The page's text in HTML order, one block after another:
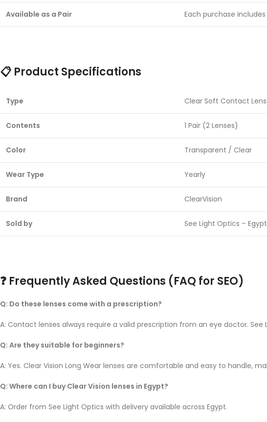
Available as a Pair Each purchase
📋 Product Specifications
Type Clear Soft Contact
Contents 1 Pair (2 Lenses)
Color Transparent / Clear
Wear Type Yearly
Brand ClearVision
Sold by See Light Optics – Egypt
❓ Frequently Asked Questions (FAQ for SEO)
Q: Do these lenses come with a prescription?
A: Contact lenses always require a valid prescription from an eye doctor.
Q: Are they suitable for beginners?
A: Yes. Clear Vision Long Wear lenses are comfortable and easy to handle,
Q: Where can I buy Clear Vision lenses in Egypt?
A: Order from See Light Optics with delivery available across Egypt.